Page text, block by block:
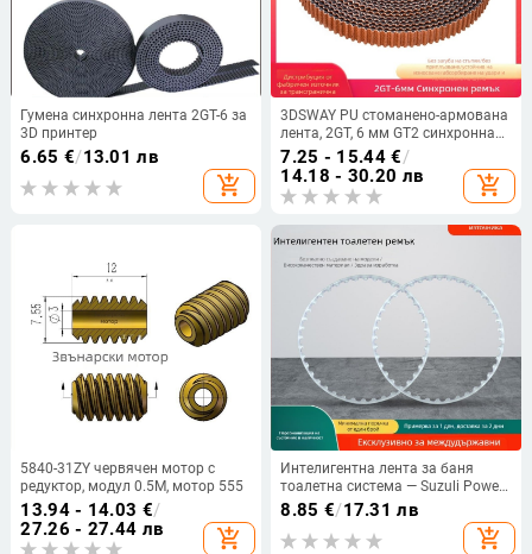
Гумена синхронна лента 2GT-6 за
3D принтер
6.65 €/13.01 лв
add_shopping_cart
3DSWAY PU стоманено-армована
лента, 2GT, 6 мм GT2 синхронна
задвижваща лента за 3D
принтери
7.25 - 15.44€/
14.18 - 30.20 лв
add_shopping_cart
5840-31ZY червячен мотор с
редуктор, модул 0.5M, мотор 555
13.94 - 14.03 €/
27.26 - 27.44 лв
add_shopping_cart
Интелигентна лента за баня
тоалетна система — Suzuli Power,
код на продукта 11111,
полиуретан, безшевен нейлон,
автоматично задвижване
8.85 €/17.31 лв
add_shopping_cart